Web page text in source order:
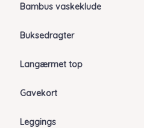
Bambus vaskeklude
Buksedragter
Langærmet top
Gavekort
Leggings